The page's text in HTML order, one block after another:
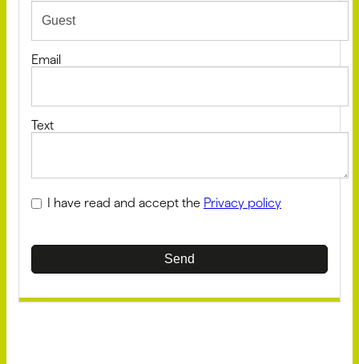
Email
Text
I have read and accept the Privacy policy
Send